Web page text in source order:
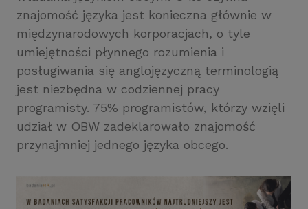
znajomość języka jest konieczna głównie w
międzynarodowych korporacjach, o tyle
umiejętności płynnego rozumienia i
posługiwania się anglojęzyczną terminologią
jest niezbędna w codziennej pracy
programisty. 75% programistów, którzy wzięli
udział w OBW zadeklarowało znajomość
przynajmniej jednego języka obcego.